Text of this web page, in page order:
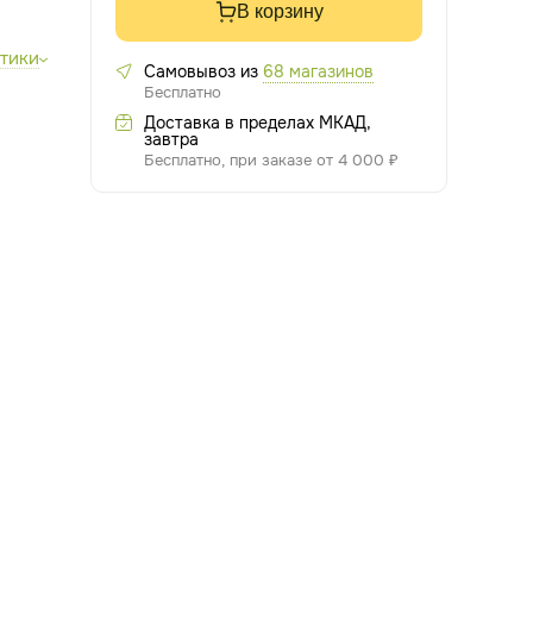
В корзину
Самовывоз из 68 магазинов
Бесплатно
Доставка в пределах МКАД,
завтра
Бесплатно, при заказе от 4 000 ₽